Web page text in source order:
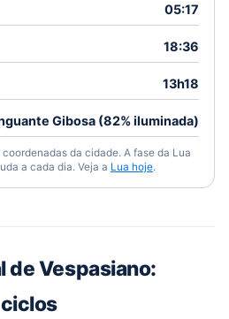
05:17
18:36
13h18
Gibosa (82% iluminada)
da cidade. A fase da Lua
a cada dia. Veja a Lua hoje.
de Vespasiano: